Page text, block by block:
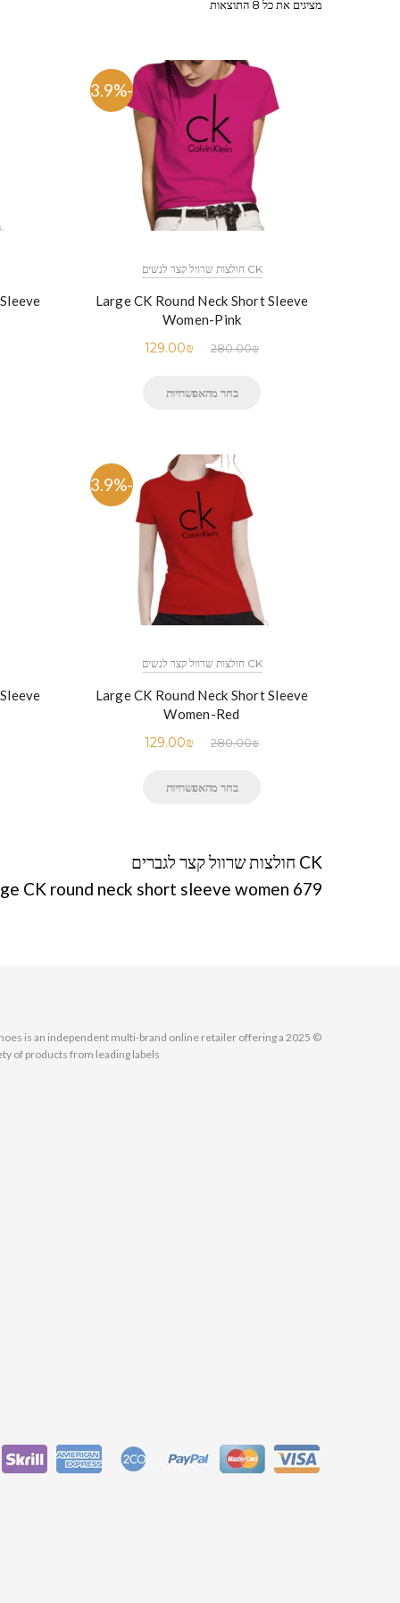
מציגים את כל ⁦8⁩ התוצאות
-53.9%
CK חולצות שרוול קצר לנשים
Large CK Round Neck Short Sleeve
Women-Pink
280.00₪
129.00₪
בחר מהאפשרויות
-53.9%
CK חולצות שרוול קצר לנשים
Large CK Round Neck Short Sleeve
Women-Red
280.00₪
129.00₪
בחר מהאפשרויות
CK חולצות שרוול קצר לגברים
CK round neck short sleeve women 679
is an independent multi-brand online retailer offering a
of products from leading labels.